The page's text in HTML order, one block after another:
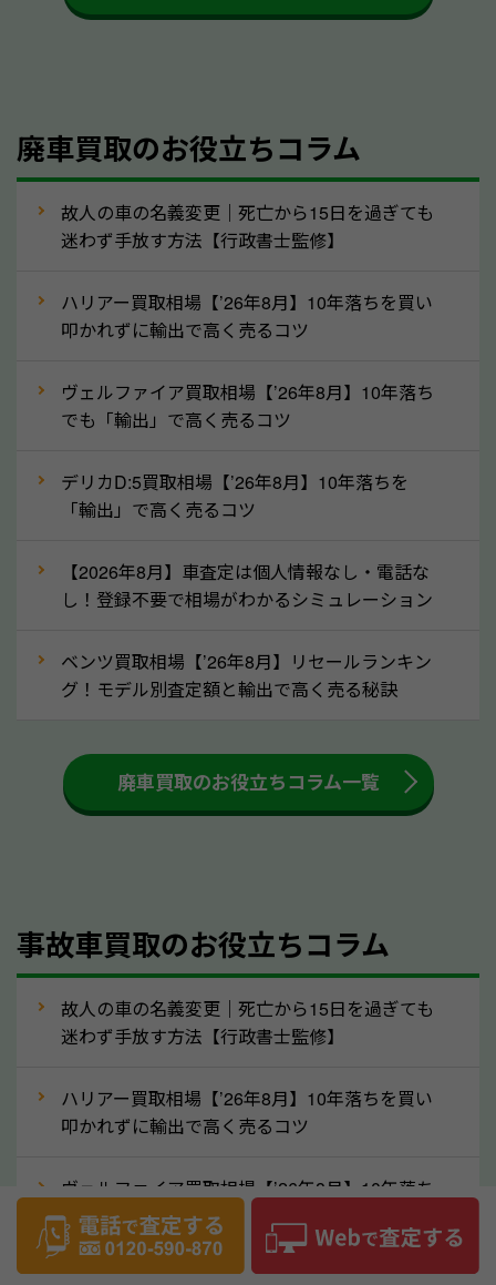
かを確認するようにしてください。奈良県のソコカラ
人気の車種は廃車の状態でも、高価買取が可能です。
産車は高く買取が可能です。「廃車＝買取できない」
なら廃車の車も適正価格で買取できます。他社で買取
拒否となった車も価格がつく可能性があるので、諦め
でも高価買取が可能なケースは珍しくないため、まず
はWebで簡単にできる無料査定をお試しください。
実績」で確認できます。
⑤車内の簡単な清掃で買取価格アップも！
しばらく乗っていない車は、車内のシートや座席の下
が汚れていることも多いです。シミや汚れが付着して
す。車内の汚れは簡単な清掃だけで取り除けることも
多いため、査定前にチェックして、清掃をしておくの
大きな汚れがない限り必要はありません。査定に影響
するケースは少ないため、そのままお持ちいただいて
あるため、まずは奈良県のソコカラへ車の状態につい
てお気軽にご相談ください。
⑥車の需要が高まるタイミングで売るのも
高価買取のポイント！
買取依頼をするのもポイントです。車にも需要の高い
めになる可能性もあります。逆に需要が高い時期であ
れば、高い価格でも買取やすくなります。一般的に新
生活に向けた準備を始める1〜3月ごろは、中古車の
需要が高いです。また、転職者が多い9〜10月ごろ
廃車買取のお役立ちコラム
故人の車の名義変更｜死亡から15日を過ぎても
迷わず手放す方法【行政書士監修】
ハリアー買取相場【’26年8月】10年落ちを買い
叩かれずに輸出で高く売るコツ
ヴェルファイア買取相場【’26年8月】10年落ち
でも「輸出」で高く売るコツ
デリカD:5買取相場【’26年8月】10年落ちを
「輸出」で高く売るコツ
【2026年8月】車査定は個人情報なし・電話な
し！登録不要で相場がわかるシミュレーション
ベンツ買取相場【’26年8月】リセールランキン
グ！モデル別査定額と輸出で高く売る秘訣
廃車買取のお役立ちコラム一覧
事故車買取のお役立ちコラム
故人の車の名義変更｜死亡から15日を過ぎても
迷わず手放す方法【行政書士監修】
ハリアー買取相場【’26年8月】10年落ちを買い
叩かれずに輸出で高く売るコツ
ヴェルファイア買取相場【’26年8月】10年落ち
でも「輸出」で高く売るコツ
デリカD:5買取相場【’26年8月】10年落ちを